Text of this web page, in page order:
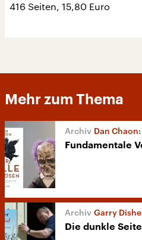
416 Seiten, 15,80 Euro
Mehr zum Thema
Dan
Fundamentale
Garry
Die dunkle